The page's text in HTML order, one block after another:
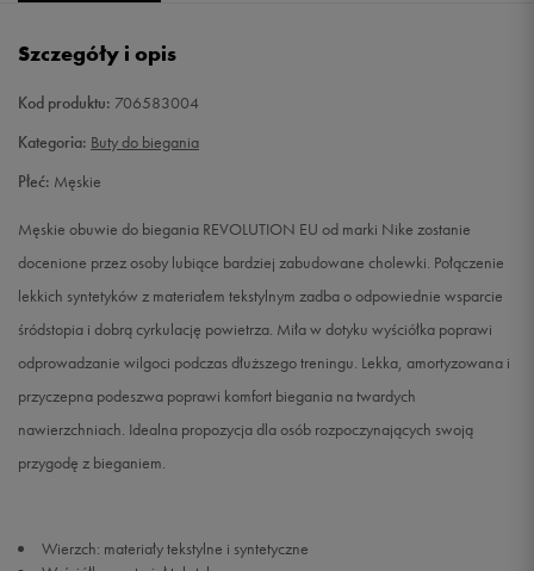
42,5 27 cm
43
44 28 cm Powiadom o dostępności
28,5 cm
29 cm Powiadom o dostępności
45,5 29,5 cm Powiadom o dostępności
Szczegóły i opis
Kod produktu: 706583004
Kategoria: Buty do biegania
Płeć: Męskie
Męskie obuwie do biegania REVOLUTION EU od marki Nike zostanie
docenione przez osoby lubiące bardziej zabudowane cholewki. Połączenie
lekkich syntetyków z materiałem tekstylnym zadba o odpowiednie wsparcie
śródstopia i dobrą cyrkulację powietrza. Miła w dotyku wyściółka poprawi
odprowadzanie wilgoci podczas dłuższego treningu. Lekka, amortyzowana i
przyczepna podeszwa poprawi komfort biegania na twardych
nawierzchniach. Idealna propozycja dla osób rozpoczynających swoją
przygodę z bieganiem.
Wierzch: materiały tekstylne i syntetyczne